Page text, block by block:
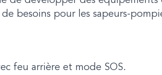
besoins pour les sapeurs-
feu arrière et mode SOS.